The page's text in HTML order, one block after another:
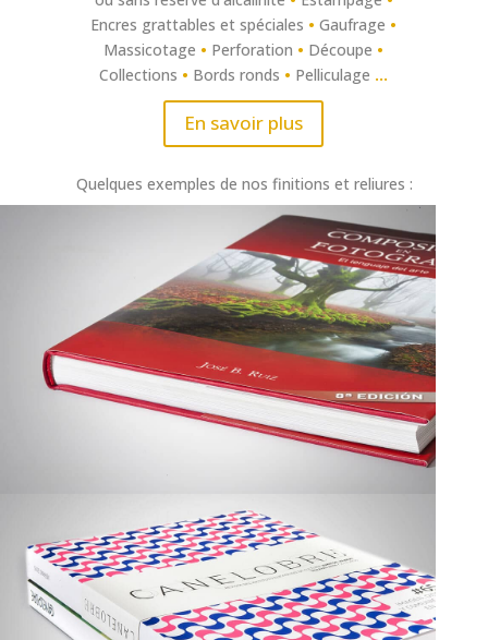
Encres grattables et spéciales • Gaufrage •
Massicotage • Perforation • Découpe •
Collections • Bords ronds • Pelliculage …
En savoir plus
Quelques exemples de nos finitions et reliures :